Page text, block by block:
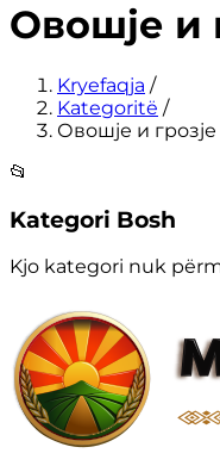
Овошје и
Kryefaqja /
Kategoritë /
Овошје и грозје
📂
Kategori Bosh
Kjo kategori nuk